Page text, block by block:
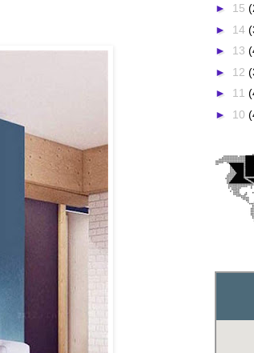
► 15
► 14
► 13
► 12
► 11
► 10